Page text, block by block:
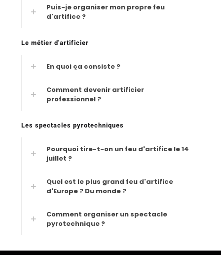
Puis-je organiser mon propre feu
d'artifice ?
Le métier d'artificier
En quoi ça consiste ?
Comment devenir artificier
professionnel ?
Les spectacles pyrotechniques
Pourquoi tire-t-on un feu d'artifice le 14
juillet ?
Quel est le plus grand feu d'artifice
d'Europe ? Du monde ?
Comment organiser un spectacle
pyrotechnique ?